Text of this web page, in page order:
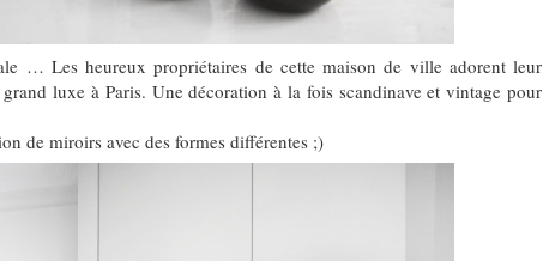
… Les heureux propriétaires de cette maison de ville adorent leur
luxe à Paris. Une décoration à la fois scandinave et vintage pour
de miroirs avec des formes différentes ;)